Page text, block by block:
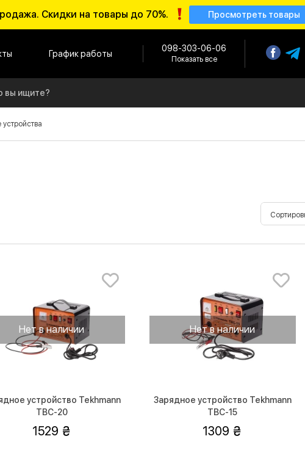
Скидки на товары до 70%. Просмотреть товары
График работы
098-303-06-06
Показать все
Нет в наличии
устройство Tekhmann
TBC-20
1529
Нет в наличии
Зарядное устройство Tekhmann
TBC-15
1309